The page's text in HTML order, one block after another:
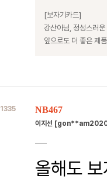
[보자기카드]
강산아님, 정성스러
앞으로도 더 좋은 제
1335 NB467
이지선
올해도